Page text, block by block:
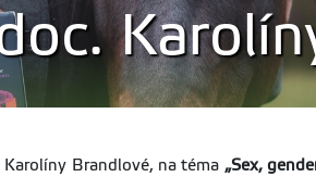
Karolíny Brandlové, na téma „Sex,